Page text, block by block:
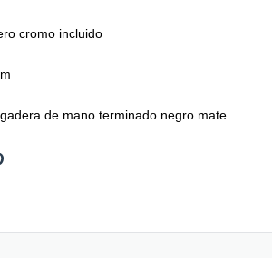
cromo incluido
de mano terminado negro mate